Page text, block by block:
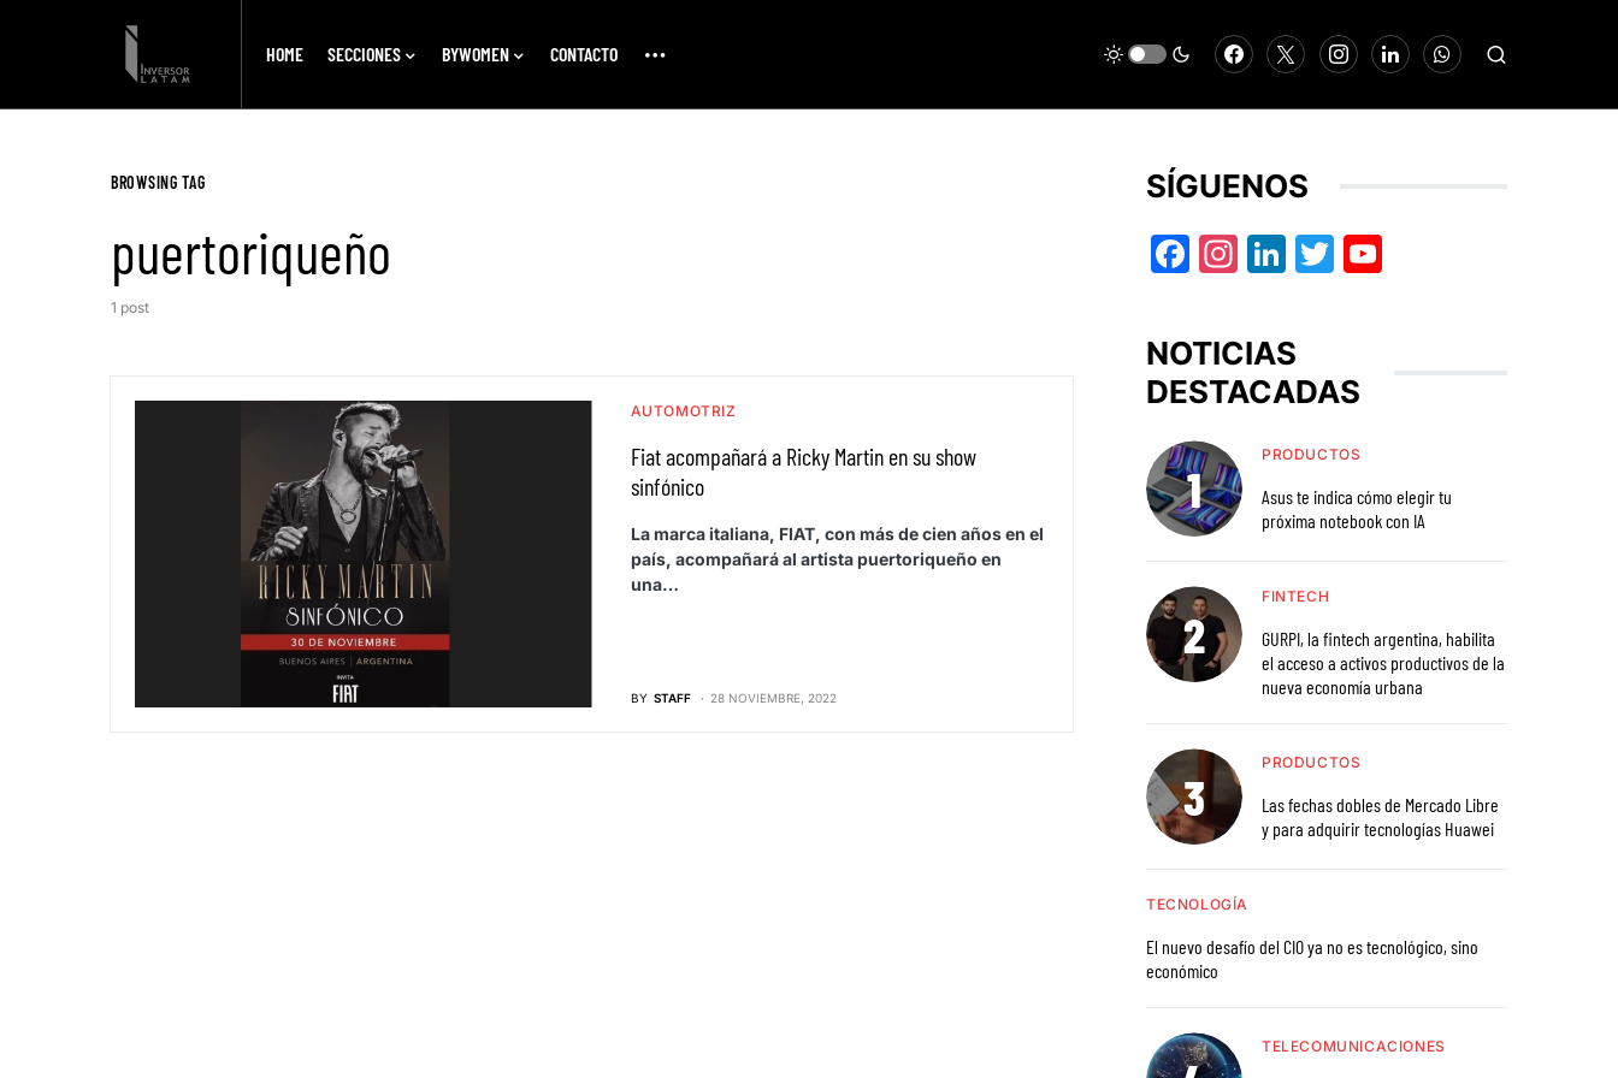
HOME SECCIONES BYWOMEN CONTACTO
BROWSING TAG
puertoriqueño
1 post
AUTOMOTRIZ
Fiat acompañará a Ricky Martin en su show
sinfónico
La marca italiana, FIAT, con más de cien años en el
país, acompañará al artista puertoriqueño en
una…
BY STAFF 28 NOVIEMBRE, 2022
SÍGUENOS
Facebook
Instagram
LinkedIn
Twitter
NOTICIAS
DESTACADAS
PRODUCTOS
Asus te indica cómo elegir tu
próxima notebook con IA
FINTECH
GURPI, la fintech argentina, habilita
el acceso a activos productivos de la
nueva economía urbana
PRODUCTOS
Las fechas dobles de Mercado Libre
y para adquirir tecnologías Huawei
TECNOLOGÍA
El nuevo desafío del CIO ya no es tecnológico, sino
económico
TELECOMUNICACIONES